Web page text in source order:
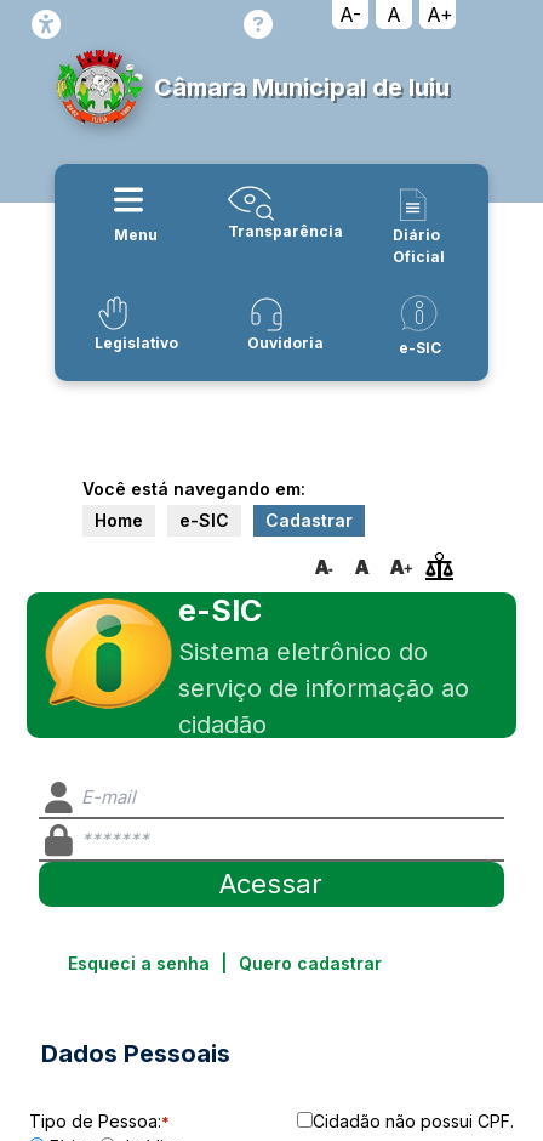
A- A A+
Câmara Municipal de Iuiu
Menu Transparência
Diário
Oficial
Legislativo Ouvidoria e-SIC
Você está navegando em:
Home
e-SIC Cadastrar
e-SIC
Sistema eletrônico do
serviço de informação ao
cidadão
Esqueci a senha Quero cadastrar
Dados Pessoais
Tipo de Pessoa:* Cidadão não possui CPF.